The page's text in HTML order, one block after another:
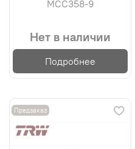
MCC358-9
Нет в наличии
Подробнее
Предзаказ